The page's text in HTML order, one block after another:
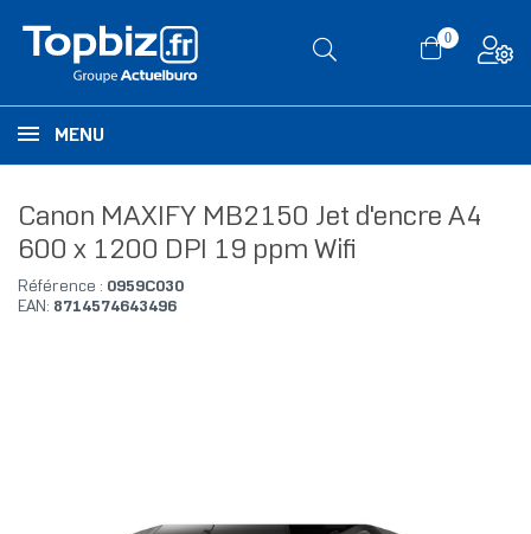
0
MENU
Canon MAXIFY MB2150 Jet d'encre A4
600 x 1200 DPI 19 ppm Wifi
Référence : 0959C030
EAN: 8714574643496